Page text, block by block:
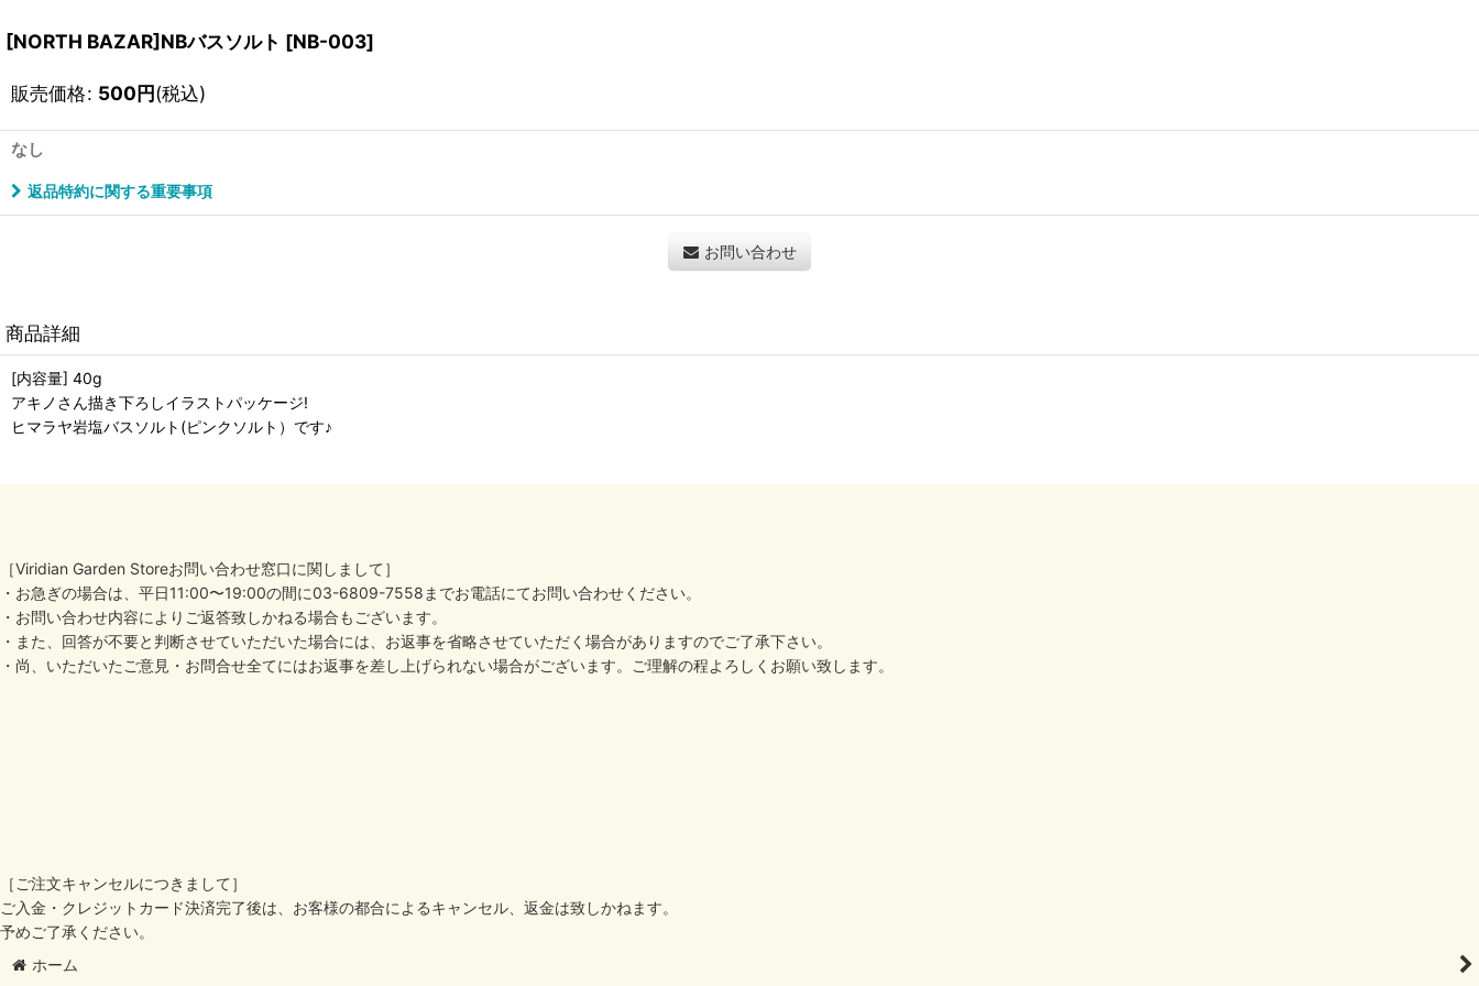
[NORTH BAZAR]NBバスソルト [NB-003]
販売価格: 500円(税込)
なし
返品特約に関する重要事項
お問い合わせ
商品詳細
[内容量] 40g
アキノさん描き下ろしイラストパッケージ!
ヒマラヤ岩塩バスソルト(ピンクソルト）です♪
［Viridian Garden Storeお問い合わせ窓口に関しまして］
・お急ぎの場合は、平日11:00〜19:00の間に03-6809-7558までお電話にてお問い合わせください。
・お問い合わせ内容によりご返答致しかねる場合もございます。
・また、回答が不要と判断させていただいた場合には、お返事を省略させていただく場合がありますのでご了承下さい。
・尚、いただいたご意見・お問合せ全てにはお返事を差し上げられない場合がございます。ご理解の程よろしくお願い致します。
［ご注文キャンセルにつきまして］
ご入金・クレジットカード決済完了後は、お客様の都合によるキャンセル、返金は致しかねます。
予めご了承ください。
ホーム